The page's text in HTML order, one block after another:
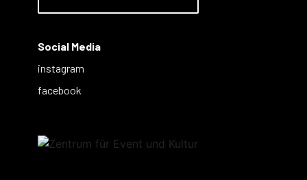
Social Media
instagram
facebook